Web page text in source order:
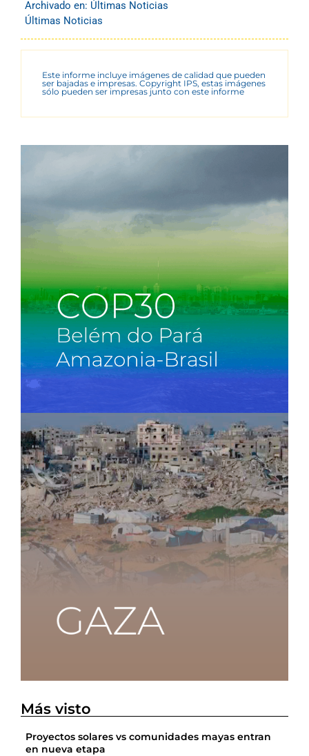
Archivado en: Últimas Noticias
Últimas Noticias
Este informe incluye imágenes de calidad que pueden
ser bajadas e impresas. Copyright IPS, estas imágenes
sólo pueden ser impresas junto con este informe
Más visto
Proyectos solares vs comunidades mayas entran
en nueva etapa